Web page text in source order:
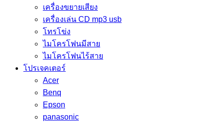
เครื่องขยายเสียง
เครื่องเล่น CD mp3 usb
โทรโข่ง
ไมโครโฟนมีสาย
ไมโครโฟนไร้สาย
โปรเจคเตอร์
Acer
Benq
Epson
panasonic